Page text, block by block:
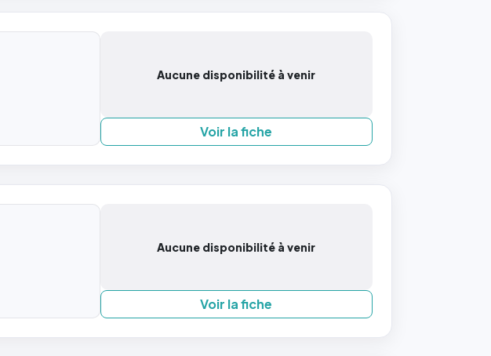
Aucune disponibilité à venir
Voir la fiche
Aucune disponibilité à venir
Voir la fiche